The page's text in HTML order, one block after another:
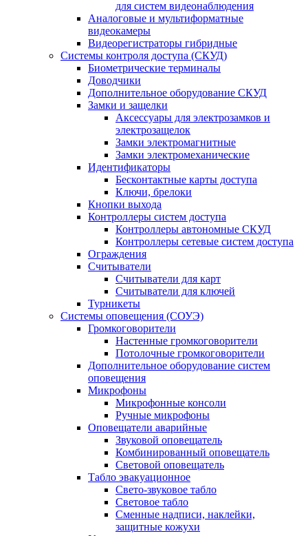
для систем видеонаблюдения
Аналоговые и мультиформатные
видеокамеры
Видеорегистраторы гибридные
Системы контроля доступа (СКУД)
Биометрические терминалы
Доводчики
Дополнительное оборудование СКУД
Замки и защелки
Аксессуары для электрозамков и
электрозащелок
Замки электромагнитные
Замки электромеханические
Идентификаторы
Бесконтактные карты доступа
Ключи, брелоки
Кнопки выхода
Контроллеры систем доступа
Контроллеры автономные СКУД
Контроллеры сетевые систем доступа
Ограждения
Считыватели
Считыватели для карт
Считыватели для ключей
Турникеты
Системы оповещения (СОУЭ)
Громкоговорители
Настенные громкоговорители
Потолочные громкоговорители
Дополнительное оборудование систем
оповещения
Микрофоны
Микрофонные консоли
Ручные микрофоны
Оповещатели аварийные
Звуковой оповещатель
Комбинированный оповещатель
Световой оповещатель
Табло эвакуационное
Свето-звуковое табло
Световое табло
Сменные надписи, наклейки,
защитные кожухи